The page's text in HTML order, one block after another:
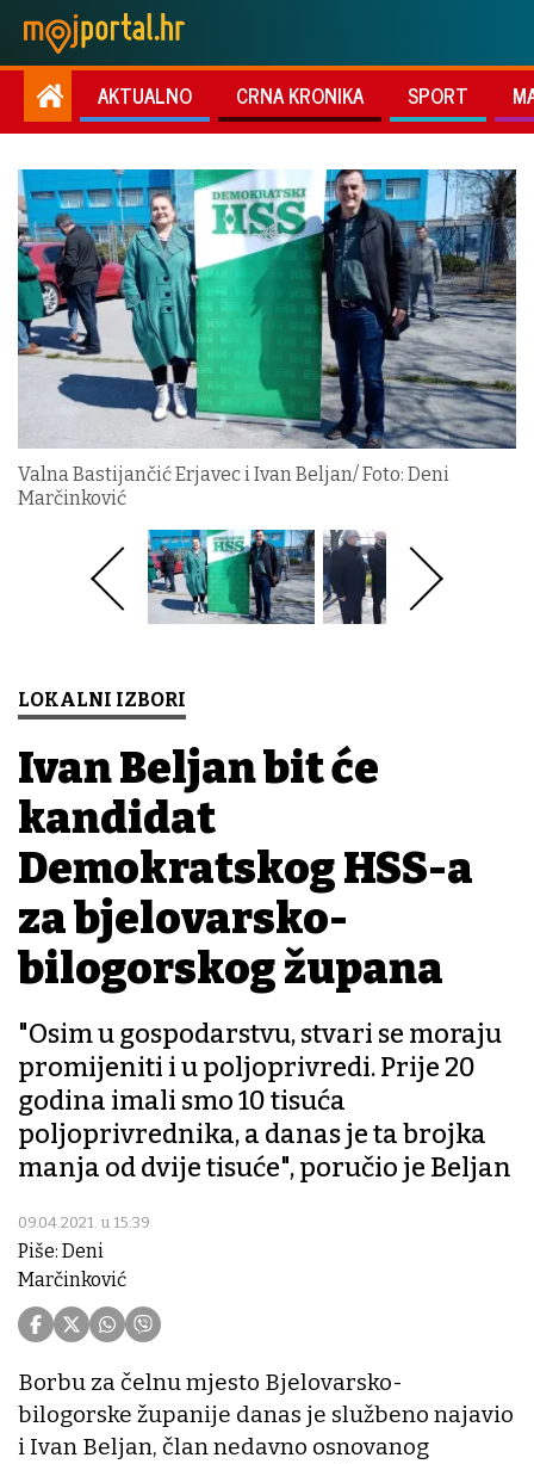
AKTUALNO CRNA KRONIKA SPORT
Valna Bastijančić Erjavec i Ivan Beljan/ Foto: Deni
Marčinković
LOKALNI IZBORI
Ivan Beljan bit će
kandidat
Demokratskog HSS-a
za bjelovarsko-
bilogorskog župana
"Osim u gospodarstvu, stvari se moraju
promijeniti i u poljoprivredi. Prije 20
godina imali smo 10 tisuća
poljoprivrednika, a danas je ta brojka
manja od dvije tisuće", poručio je Beljan
09.04.2021. u 15:39
Piše: Deni
Marčinković
Borbu za čelnu mjesto Bjelovarsko-
bilogorske županije danas je službeno najavio
i Ivan Beljan, član nedavno osnovanog